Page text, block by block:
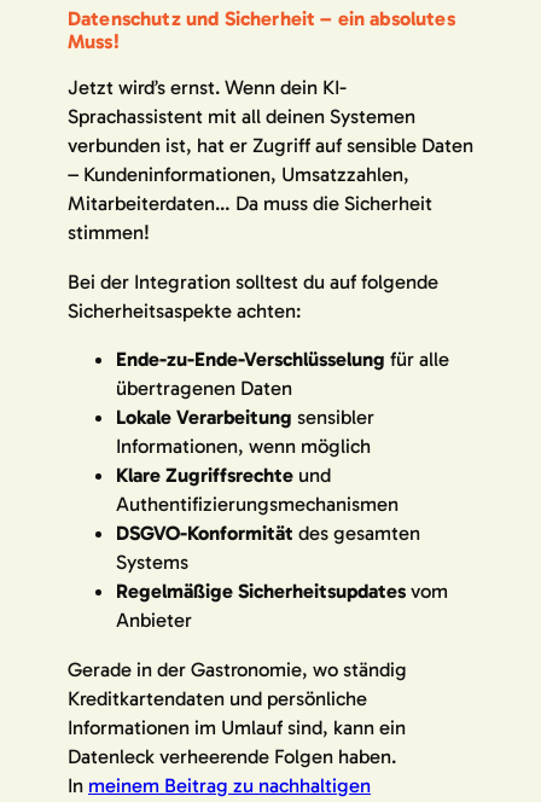
Datenschutz und Sicherheit – ein absolutes
Muss!
Jetzt wird’s ernst. Wenn dein KI-
Sprachassistent mit all deinen Systemen
verbunden ist, hat er Zugriff auf sensible Daten
– Kundeninformationen, Umsatzzahlen,
Mitarbeiterdaten… Da muss die Sicherheit
stimmen!
Bei der Integration solltest du auf folgende
Sicherheitsaspekte achten:
Ende-zu-Ende-Verschlüsselung für alle
übertragenen Daten
Lokale Verarbeitung sensibler
Informationen, wenn möglich
Klare Zugriffsrechte und
Authentifizierungsmechanismen
DSGVO-Konformität des gesamten
Systems
Regelmäßige Sicherheitsupdates vom
Anbieter
Gerade in der Gastronomie, wo ständig
Kreditkartendaten und persönliche
Informationen im Umlauf sind, kann ein
Datenleck verheerende Folgen haben.
In meinem Beitrag zu nachhaltigen